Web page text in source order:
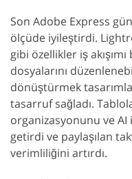
Son Adobe Express
ölçüde iyileştirdi.
gibi özellikler iş
dosyalarını
dönüştürmek
tasarruf sağladı.
organizasyonunu ve
getirdi ve paylaşılan
verimliliğini artırdı.